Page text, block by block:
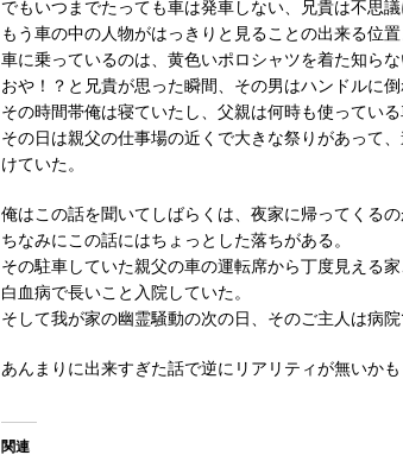
でもいつまでたっても車は発車しない、兄貴は不思議
もう車の中の人物がはっきりと見ることの出来る位置
車に乗っているのは、黄色いポロシャツを着た知らな
おや！？と兄貴が思った瞬間、その男はハンドルに
その時間帯俺は寝ていたし、父親は何時も使ってい
その日は親父の仕事場の近くで大きな祭りがあって
けていた。
俺はこの話を聞いてしばらくは、夜家に帰ってくるの
ちなみにこの話にはちょっとした落ちがある。
その駐車していた親父の車の運転席から丁度見える
白血病で長いこと入院していた。
そして我が家の幽霊騒動の次の日、そのご主人は病院
あんまりに出来すぎた話で逆にリアリティが無いか
関連